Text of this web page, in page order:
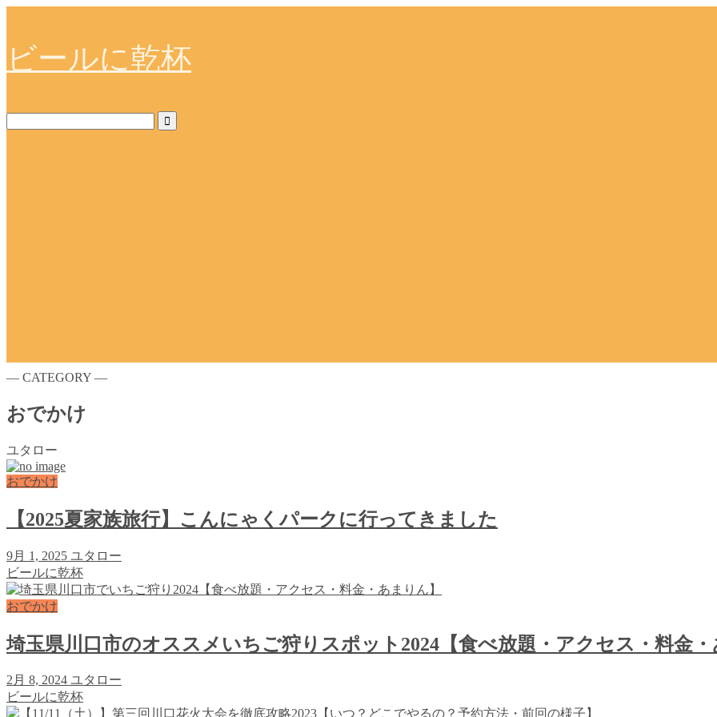
ビールに乾杯
― CATEGORY ―
おでかけ
ユタロー
おでかけ
【2025夏家族旅行】こんにゃくパークに行ってきました
9月 1, 2025 ユタロー
ビールに乾杯
おでかけ
埼玉県川口市のオススメいちご狩りスポット2024【食べ放題・アクセス・料金・
2月 8, 2024 ユタロー
ビールに乾杯